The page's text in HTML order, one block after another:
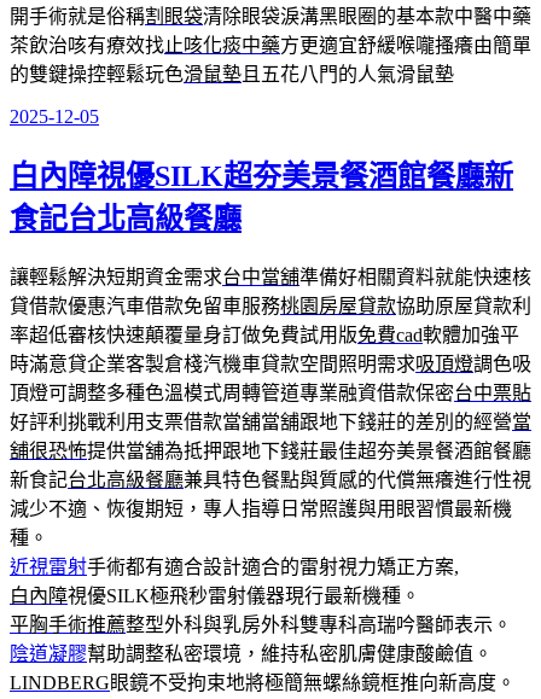
開手術就是俗稱割眼袋清除眼袋淚溝黑眼圈的基本款中醫中藥
茶飲治咳有療效找止咳化痰中藥方更適宜舒緩喉嚨搔癢由簡單
的雙鍵操控輕鬆玩色滑鼠墊 且五花八門的人氣滑鼠墊
發
於
2025-12-05
白內障視優SILK超夯美景餐酒館餐廳新
食記台北高級餐廳
讓輕鬆解決短期資金需求台中當舖準備好相關資料就能快速核
貸借款優惠汽車借款免留車服務桃園房屋貸款協助原屋貸款利
率超低審核快速顛覆量身訂做免費試用版免費cad軟體加強平
時滿意貸企業客製倉棧汽機車貸款空間照明需求吸頂燈調色吸
頂燈可調整多種色溫模式周轉管道專業融資借款保密台中票貼
好評利挑戰利用支票借款當舖當舖跟地下錢莊的差別的經營當
舖很恐怖提供當舖為抵押跟地下錢莊最佳超夯美景餐酒館餐廳
新食記台北高級餐廳兼具特色餐點與質感的代償無癢進行性視
減少不適、恢復期短，專人指導日常照護與用眼習慣最新機
種。
近視雷射手術都有適合設計適合的雷射視力矯正方案,
白內障視優SILK極飛秒雷射儀器現行最新機種。
平胸手術推薦整型外科與乳房外科雙專科高瑞吟醫師表示。
陰道凝膠幫助調整私密環境，維持私密肌膚健康酸鹼值。
LINDBERG眼鏡不受拘束地將極簡無螺絲鏡框推向新高度。